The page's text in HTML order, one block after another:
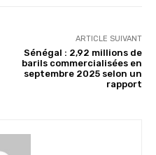
ARTICLE SUIVANT
Sénégal : 2,92 millions de
barils commercialisées en
septembre 2025 selon un
rapport